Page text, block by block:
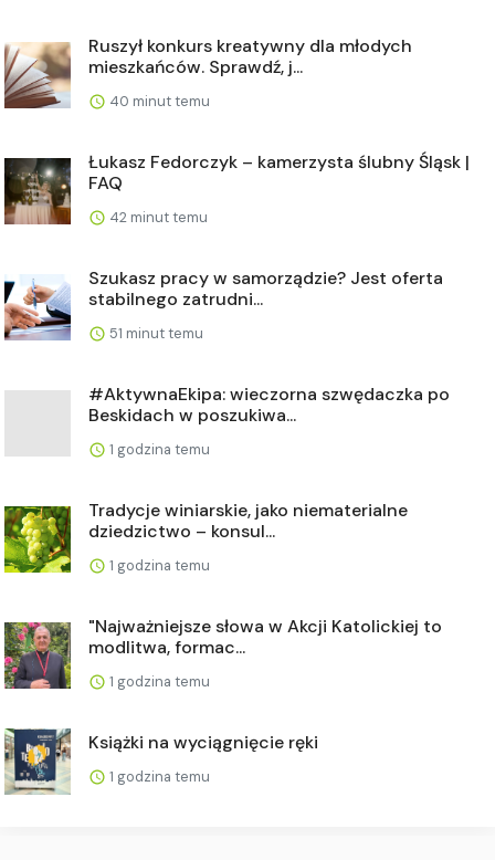
Ruszył konkurs kreatywny dla młodych
mieszkańców. Sprawdź, j...
40 minut temu
Łukasz Fedorczyk – kamerzysta ślubny Śląsk |
FAQ
42 minut temu
Szukasz pracy w samorządzie? Jest oferta
stabilnego zatrudni...
51 minut temu
#AktywnaEkipa: wieczorna szwędaczka po
Beskidach w poszukiwa...
1 godzina temu
Tradycje winiarskie, jako niematerialne
dziedzictwo – konsul...
1 godzina temu
"Najważniejsze słowa w Akcji Katolickiej to
modlitwa, formac...
1 godzina temu
Książki na wyciągnięcie ręki
1 godzina temu